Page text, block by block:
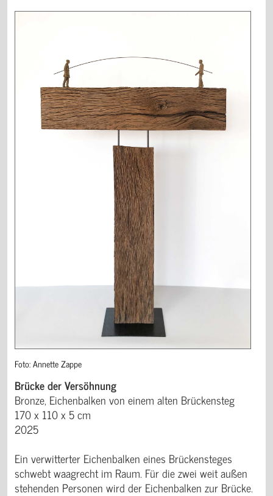
Foto: Annette Zappe
Brücke der Versöhnung
Bronze, Eichenbalken von einem alten Brückensteg
170 x 110 x 5 cm
2025
Ein verwitterter Eichenbalken eines Brückensteges
schwebt waagrecht im Raum. Für die zwei weit außen
stehenden Personen wird der Eichenbalken zur Brücke.